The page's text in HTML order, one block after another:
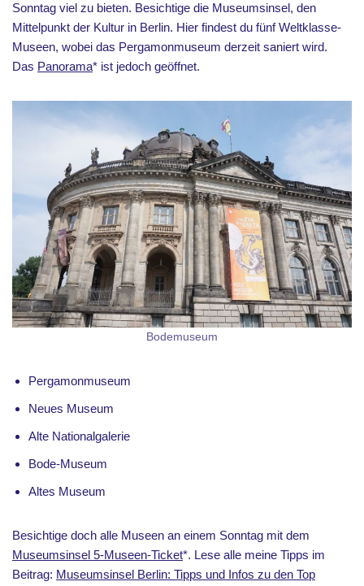
Sonntag viel zu bieten. Besichtige die Museumsinsel, den
Mittelpunkt der Kultur in Berlin. Hier findest du fünf Weltklasse-
Museen, wobei das Pergamonmuseum derzeit saniert wird.
Das Panorama* ist jedoch geöffnet.
Bodemuseum
Pergamonmuseum
Neues Museum
Alte Nationalgalerie
Bode-Museum
Altes Museum
Besichtige doch alle Museen an einem Sonntag mit dem
Museumsinsel 5-Museen-Ticket*. Lese alle meine Tipps im
Beitrag: Museumsinsel Berlin: Tipps und Infos zu den Top